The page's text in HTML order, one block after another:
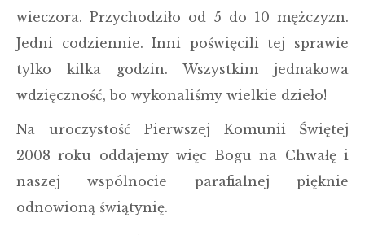
wieczora. Przychodziło od 5 do 10 mężczyzn.
Jedni codziennie. Inni poświęcili tej sprawie
tylko kilka godzin. Wszystkim jednakowa
wdzięczność, bo wykonaliśmy wielkie dzieło!
Na uroczystość Pierwszej Komunii Świętej
2008 roku oddajemy więc Bogu na Chwałę i
naszej wspólnocie parafialnej pięknie
odnowioną świątynię.